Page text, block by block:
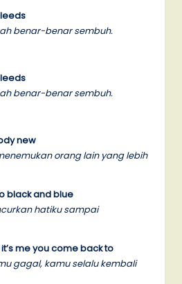
benar-benar sembuh.
benar-benar sembuh.
new
orang lain yang lebih
black and blue
hatiku sampai
me you come back to
gagal, kamu selalu kembali